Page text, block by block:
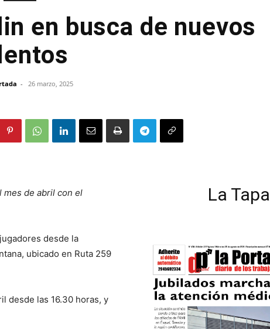
en busca de nuevos
- 26 marzo, 2025
mes de abril con el
desde la
ubicado en Ruta 259
desde las 16.30 horas, y
La Tapa